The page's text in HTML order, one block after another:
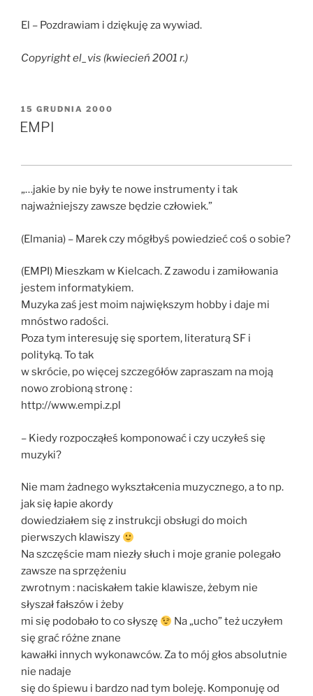
El – Pozdrawiam i dziękuję za wywiad.
Copyright el_vis (kwiecień 2001 r.)
OPUBLIKOWANE
W
15 GRUDNIA 2000
EMPI
„…jakie by nie były te nowe instrumenty i tak
najważniejszy zawsze będzie człowiek.”
(Elmania) – Marek czy mógłbyś powiedzieć coś o sobie?
(EMPI) Mieszkam w Kielcach. Z zawodu i zamiłowania
jestem informatykiem.
Muzyka zaś jest moim największym hobby i daje mi
mnóstwo radości.
Poza tym interesuję się sportem, literaturą SF i
polityką. To tak
w skrócie, po więcej szczegółów zapraszam na moją
nowo zrobioną stronę :
http://www.empi.z.pl
– Kiedy rozpocząłeś komponować i czy uczyłeś się
muzyki?
Nie mam żadnego wykształcenia muzycznego, a to np.
jak się łapie akordy
dowiedziałem się z instrukcji obsługi do moich
pierwszych klawiszy
Na szczęście mam niezły słuch i moje granie polegało
zawsze na sprzężeniu
zwrotnym : naciskałem takie klawisze, żebym nie
słyszał fałszów i żeby
mi się podobało to co słyszę
Na „ucho” też uczyłem
się grać różne znane
kawałki innych wykonawców. Za to mój głos absolutnie
nie nadaje
się do śpiewu i bardzo nad tym boleję. Komponuję od